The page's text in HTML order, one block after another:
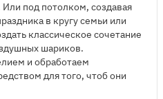
под потолком, создавая
в кругу семьи или
классическое сочетание
шариков.
и обработаем
для того, чтоб они